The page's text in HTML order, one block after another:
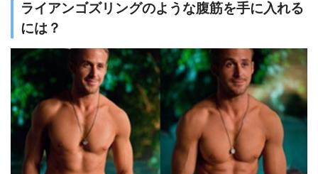
ライアンゴズリングのような腹筋を手に入れる
には？